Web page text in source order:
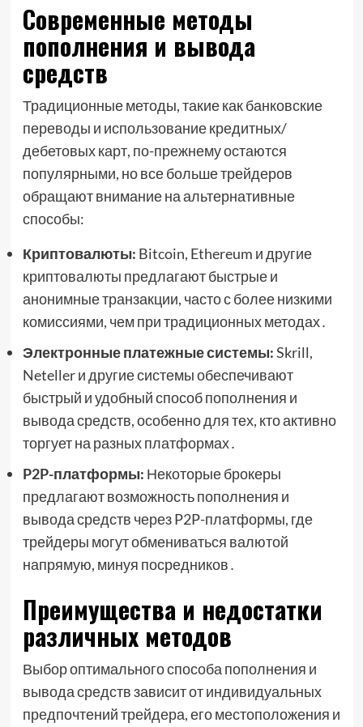
Современные методы
пополнения и вывода
средств
Традиционные методы, такие как банковские
переводы и использование кредитных/
дебетовых карт, по-прежнему остаются
популярными, но все больше трейдеров
обращают внимание на альтернативные
способы:
Криптовалюты: Bitcoin, Ethereum и другие
криптовалюты предлагают быстрые и
анонимные транзакции, часто с более низкими
комиссиями, чем при традиционных методах․
Электронные платежные системы:Skrill,
Neteller и другие системы обеспечивают
быстрый и удобный способ пополнения и
вывода средств, особенно для тех, кто активно
торгует на разных платформах․
P2P-платформы: Некоторые брокеры
предлагают возможность пополнения и
вывода средств через P2P-платформы, где
трейдеры могут обмениваться валютой
напрямую, минуя посредников․
Преимущества и недостатки
различных методов
Выбор оптимального способа пополнения и
вывода средств зависит от индивидуальных
предпочтений трейдера, его местоположения и